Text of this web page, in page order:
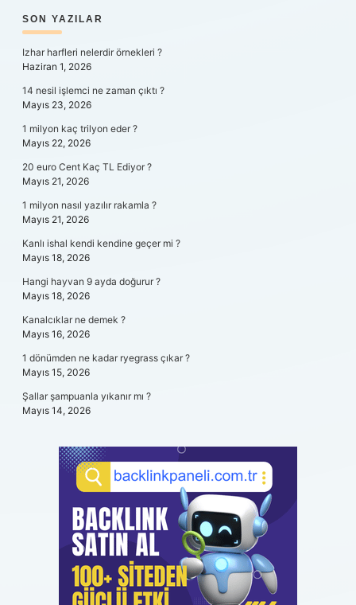
SIDEBAR
SON YAZILAR
Izhar harfleri nelerdir örnekleri ?
Haziran 1, 2026
14 nesil işlemci ne zaman çıktı ?
Mayıs 23, 2026
1 milyon kaç trilyon eder ?
Mayıs 22, 2026
20 euro Cent Kaç TL Ediyor ?
Mayıs 21, 2026
1 milyon nasıl yazılır rakamla ?
Mayıs 21, 2026
Kanlı ishal kendi kendine geçer mi ?
Mayıs 18, 2026
Hangi hayvan 9 ayda doğurur ?
Mayıs 18, 2026
Kanalcıklar ne demek ?
Mayıs 16, 2026
1 dönümden ne kadar ryegrass çıkar ?
Mayıs 15, 2026
Şallar şampuanla yıkanır mı ?
Mayıs 14, 2026